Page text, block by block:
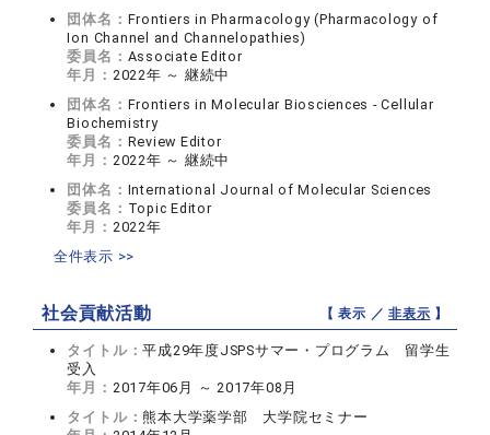
団体名： Frontiers in Pharmacology (Pharmacology of
Ion Channel and Channelopathies)
委員名： Associate Editor
年月： 2022年 ～ 継続中
団体名： Frontiers in Molecular Biosciences - Cellular
Biochemistry
委員名： Review Editor
年月： 2022年 ～ 継続中
団体名： International Journal of Molecular Sciences
委員名： Topic Editor
年月： 2022年
全件表示 >>
社会貢献活動 【 表示 ／非表示 】
タイトル：平成29年度JSPSサマー・プログラム 留学生
受入
年月： 2017年06月 ～ 2017年08月
タイトル：熊本大学薬学部 大学院セミナー